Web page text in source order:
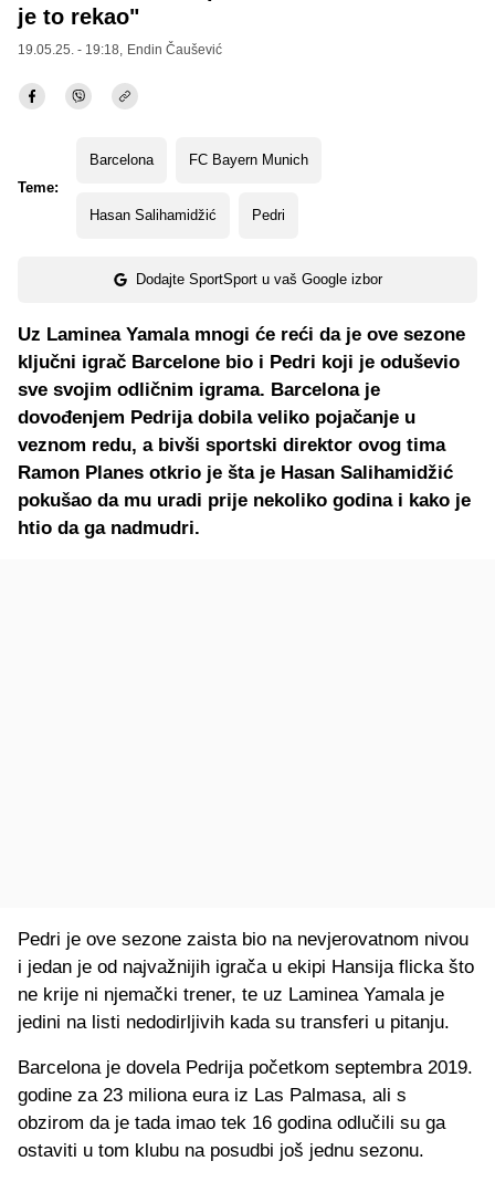
je to rekao"
19.05.25. - 19:18, Endin Čaušević
Teme:
Barcelona FC Bayern Munich
Hasan Salihamidžić Pedri
Dodajte SportSport u vaš Google izbor
Uz Laminea Yamala mnogi će reći da je ove sezone
ključni igrač Barcelone bio i Pedri koji je oduševio
sve svojim odličnim igrama. Barcelona je
dovođenjem Pedrija dobila veliko pojačanje u
veznom redu, a bivši sportski direktor ovog tima
Ramon Planes otkrio je šta je Hasan Salihamidžić
pokušao da mu uradi prije nekoliko godina i kako je
htio da ga nadmudri.
Pedri je ove sezone zaista bio na nevjerovatnom nivou
i jedan je od najvažnijih igrača u ekipi Hansija flicka što
ne krije ni njemački trener, te uz Laminea Yamala je
jedini na listi nedodirljivih kada su transferi u pitanju.
Barcelona je dovela Pedrija početkom septembra 2019.
godine za 23 miliona eura iz Las Palmasa, ali s
obzirom da je tada imao tek 16 godina odlučili su ga
ostaviti u tom klubu na posudbi još jednu sezonu.